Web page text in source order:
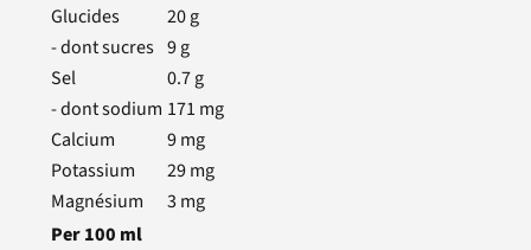
Glucides
20g
- dont sucres 9g
Sel
0.7g
- dont sodium 171 mg
Calcium
9mg
Potassium
29mg
Magnésium
3 mg
Per100 ml